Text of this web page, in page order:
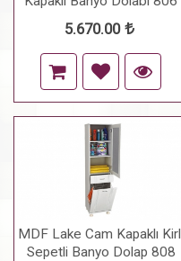
5.670.00
MDF Lake Cam Kapaklı
Sepetli Banyo Dolap 808